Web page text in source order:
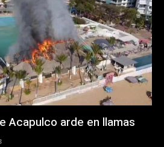
Acapulco arde en llamas